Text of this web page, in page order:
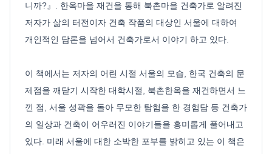
니까?』. 한옥마을 재건을 통해 북촌마을 건축가로 알려진
저자가 삶의 터전이자 건축 작품의 대상인 서울에 대하여
개인적인 담론을 넘어서 건축가로서 이야기 하고 있다.
이 책에서는 저자의 어린 시절 서울의 모습, 한국 건축의 문
제점을 깨닫기 시작한 대학시절, 북촌한옥을 재건하면서 느
낀 점, 서울 성곽을 돌아 무모한 탐험을 한 경험담 등 건축가
의 일상과 건축이 어우러진 이야기들을 흥미롭게 풀어내고
있다. 미래 서울에 대한 소박한 포부를 밝히고 있는 이 책은